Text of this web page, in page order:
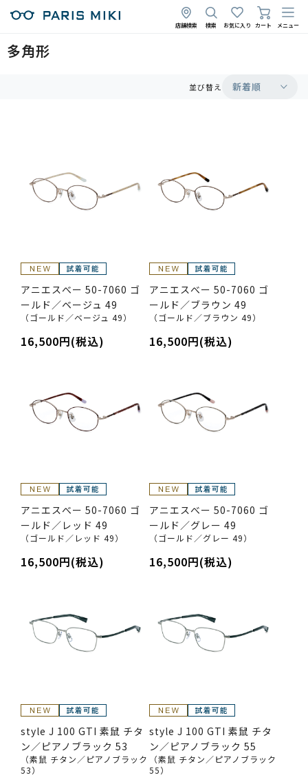
店舗検索 検索 お気に入り カート メニュー
多角形
並び替え 新着順
アニエスべー 50-7060 ゴ
ールド／ベージュ 49
（ゴールド／ベージュ 49）
16,500円(税込)
アニエスべー 50-7060 ゴ
ールド／ブラウン 49
（ゴールド／ブラウン 49）
16,500円(税込)
アニエスべー 50-7060 ゴ
ールド／レッド 49
（ゴールド／レッド 49）
16,500円(税込)
アニエスべー 50-7060 ゴ
ールド／グレー 49
（ゴールド／グレー 49）
16,500円(税込)
style J 100 GTI 素鼠 チタ
ン／ピアノブラック 53
（素鼠 チタン／ピアノブラック
53）
style J 100 GTI 素鼠 チタ
ン／ピアノブラック 55
（素鼠 チタン／ピアノブラック
55）